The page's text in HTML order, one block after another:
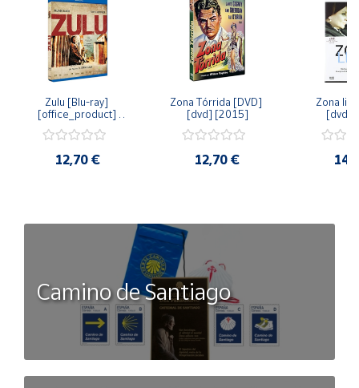
Zulu [Blu-ray]
[office_product]
12,70 €
Zona Tórrida [DVD]
[dvd] [2015]
12,70 €
Zona
[dvd]
Camino de Santiago